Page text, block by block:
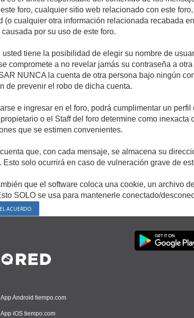
foro, cualquier sitio web relacionado con este
(o cualquier otra información relacionada recabada
por su uso de este foro.
usted tiene la posibilidad de elegir su nombre de
compromete a no revelar jamás su contraseña a
NUNCA la cuenta de otra persona bajo ningún
de prevenir el robo de dicha cuenta.
e ingresar en el foro, podrá cumplimentar un
o el Staff del foro determine como
que se estimen convenientes.
que, con cada mensaje, se almacena su
Esto solo ocurrirá en caso de vulneración grave de
que el software coloca una cookie, un archivo
SOLO se usa para mantenerle conectado/
Android tiempo.com
iOS tiempo.com